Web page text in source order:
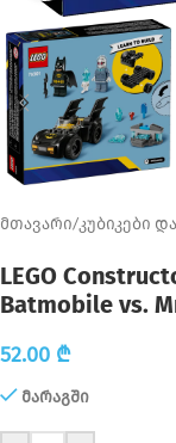
მთავარი/კუბიკები
LEGO
Batmobile vs.
52.00 ₾
მარაგში